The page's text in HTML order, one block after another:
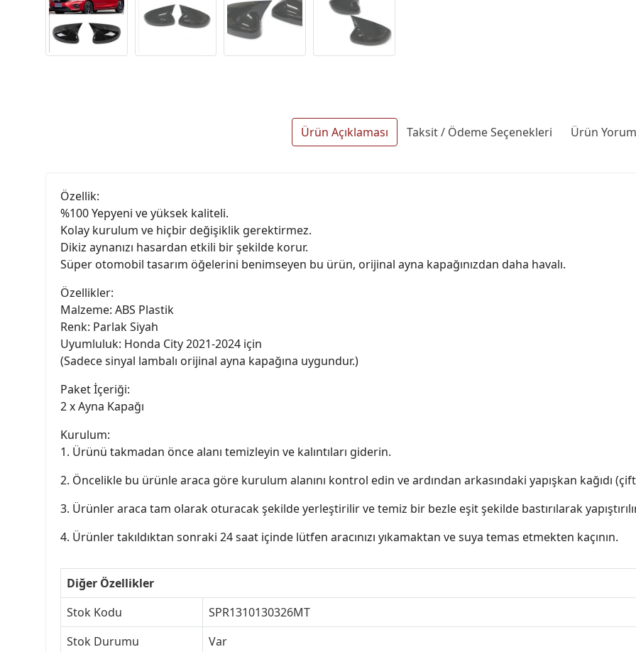
Ürün Açıklaması Taksit / Ödeme Seçenekleri Ürün
Özellik:
%100 Yepyeni ve yüksek kaliteli.
Kolay kurulum ve hiçbir değişiklik gerektirmez.
Dikiz aynanızı hasardan etkili bir şekilde korur.
Süper otomobil tasarım öğelerini benimseyen bu ürün, orijinal ayna kapağınızdan daha havalı.
Özellikler:
Malzeme: ABS Plastik
Renk: Parlak Siyah
Uyumluluk: Honda City 2021-2024 için
(Sadece sinyal lambalı orijinal ayna kapağına uygundur.)
Paket İçeriği:
2 x Ayna Kapağı
Kurulum:
1. Ürünü takmadan önce alanı temizleyin ve kalıntıları giderin.
2. Öncelikle bu ürünle araca göre kurulum alanını kontrol edin ve ardından arkasındaki yapışkan kağıdı
3. Ürünler araca tam olarak oturacak şekilde yerleştirilir ve temiz bir bezle eşit şekilde bastırılarak
4. Ürünler takıldıktan sonraki 24 saat içinde lütfen aracınızı yıkamaktan ve suya temas etmekten kaçının.
Diğer Özellikler
Stok Kodu
SPR1310130326MT
Stok Durumu
Var